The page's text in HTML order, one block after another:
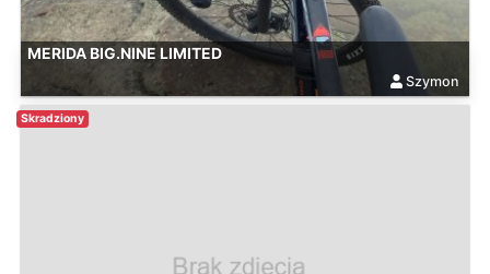
MERIDA BIG.NINE LIMITED
Szymon
Skradziony